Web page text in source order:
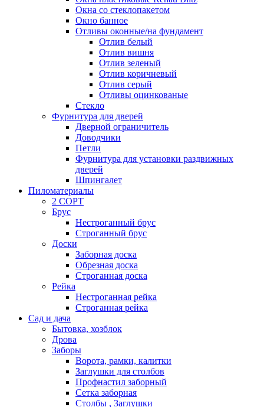
Окна со стеклопакетом
Окно банное
Отливы оконные/на фундамент
Отлив белый
Отлив вишня
Отлив зеленый
Отлив коричневый
Отлив серый
Отливы оцинкованые
Стекло
Фурнитура для дверей
Дверной ограничитель
Доводчики
Петли
Фурнитура для установки раздвижных
дверей
Шпингалет
Пиломатериалы
2 СОРТ
Брус
Нестроганный брус
Строганный брус
Доски
Заборная доска
Обрезная доска
Строганная доска
Рейка
Нестроганная рейка
Строганная рейка
Сад и дача
Бытовка, хозблок
Дрова
Заборы
Ворота, рамки, калитки
Заглушки для столбов
Профнастил заборный
Сетка заборная
Столбы , Заглушки